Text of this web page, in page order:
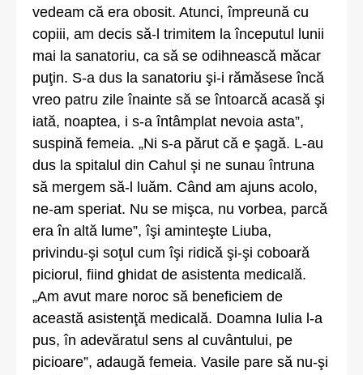
vedeam că era obosit. Atunci, împreună cu
copiii, am decis să-l trimitem la începutul lunii
mai la sanatoriu, ca să se odihnească măcar
puţin. S-a dus la sanatoriu şi-i rămăsese încă
vreo patru zile înainte să se întoarcă acasă şi
iată, noaptea, i s-a întâmplat nevoia asta”,
suspină femeia. „Ni s-a părut că e şagă. L-au
dus la spitalul din Cahul şi ne sunau întruna
să mergem să-l luăm. Când am ajuns acolo,
ne-am speriat. Nu se mişca, nu vorbea, parcă
era în altă lume”, îşi aminteşte Liuba,
privindu-şi soţul cum îşi ridică şi-şi coboară
piciorul, fiind ghidat de asistenta medicală.
„Am avut mare noroc să beneficiem de
această asistenţă medicală. Doamna Iulia l-a
pus, în adevăratul sens al cuvântului, pe
picioare”, adaugă femeia. Vasile pare să nu-şi